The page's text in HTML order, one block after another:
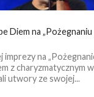
Diem na „Pożegnaniu
na
z charyzmatycznym
utwory ze swojej...